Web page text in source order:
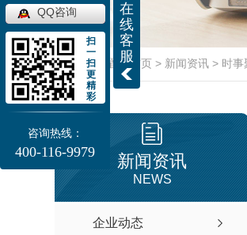
高塔滑模
当前位置：首页 > 新闻资讯 > 时事
新闻资讯
NEWS
企业动态
在
线
客
服
QQ咨询
扫
一
扫
更
精
彩
咨询热线：
400-116-9979